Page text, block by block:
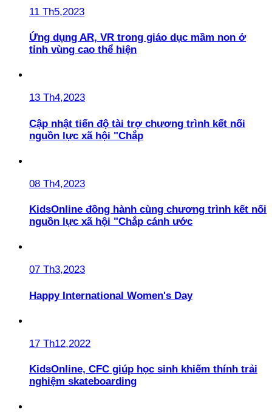
11 Th5,2023
Ứng dụng AR, VR trong giáo dục mầm non ở
tỉnh vùng cao thể hiện
13 Th4,2023
Cập nhật tiến độ tài trợ chương trình kết nối
nguồn lực xã hội "Chắp
08 Th4,2023
KidsOnline đồng hành cùng chương trình kết nối
nguồn lực xã hội "Chắp cánh ước
07 Th3,2023
Happy International Women's Day
17 Th12,2022
KidsOnline, CFC giúp học sinh khiếm thính trải
nghiệm skateboarding